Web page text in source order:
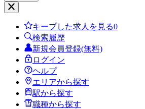
キープした求人を見る0
検索履歴
新規会員登録(無料)
ログイン
ヘルプ
エリアから探す
駅から探す
職種から探す